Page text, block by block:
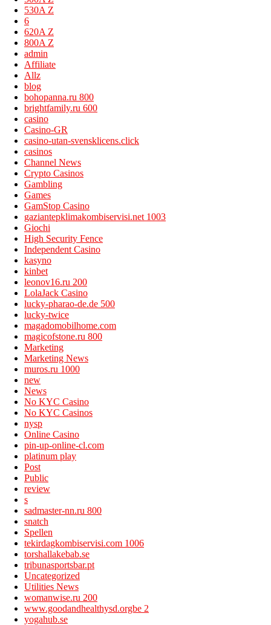
530A Z
6
620A Z
800A Z
admin
Affiliate
Allz
blog
bohopanna.ru 800
brightfamily.ru 600
casino
Casino-GR
casino-utan-svensklicens.click
casinos
Channel News
Crypto Casinos
Gambling
Games
GamStop Casino
gaziantepklimakombiservisi.net 1003
Giochi
High Security Fence
Independent Casino
kasyno
kinbet
leonov16.ru 200
LolaJack Casino
lucky-pharao-de.de 500
lucky-twice
magadomobilhome.com
magicofstone.ru 800
Marketing
Marketing News
muros.ru 1000
new
News
No KYC Casino
No KYC Casinos
nysp
Online Casino
pin-up-online-cl.com
platinum play
Post
Public
review
s
sadmaster-nn.ru 800
snatch
Spellen
tekirdagkombiservisi.com 1006
torshallakebab.se
tribunasportsbar.pt
Uncategorized
Utilities News
womanwise.ru 200
www.goodandhealthysd.orgbe 2
yogahub.se